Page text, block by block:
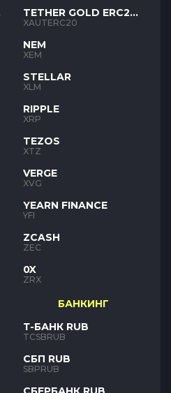
TETHER GOLD ERC20
XAUT
XAUTERC20
NEM
XEM
STELLAR
XLM
RIPPLE
XRP
TEZOS
XTZ
VERGE
XVG
YEARN FINANCE
YFI
ZCASH
ZEC
0X
ZRX
БАНКИНГ
Т-БАНК RUB
TCSBRUB
СБП RUB
SBPRUB